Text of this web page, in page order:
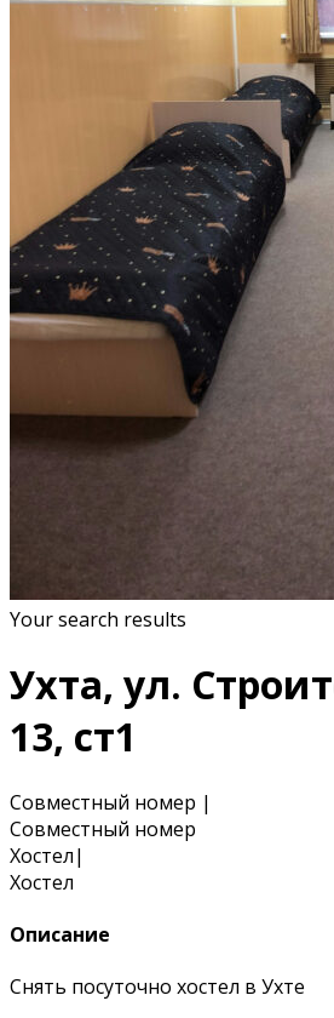
Your search results
Ухта, ул.
13, ст1
Совместный номер |
Совместный номер
Хостел|
Хостел
Описание
Снять посуточно хостел в Ухте